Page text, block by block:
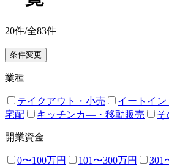
20件/全83件
条件変更
業種
テイクアウト・小売 イートイン
宅配
キッチンカ―・移動販売 そ
開業資金
0〜100万円 101〜300万円 301